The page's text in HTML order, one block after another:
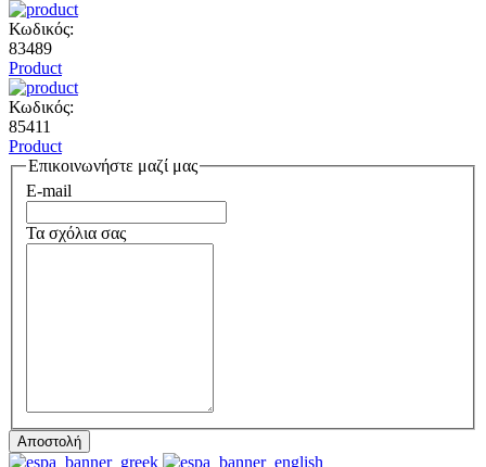
Κωδικός:
83489
Product
Κωδικός:
85411
Product
Επικοινωνήστε μαζί μας
E-mail
Τα σχόλια σας